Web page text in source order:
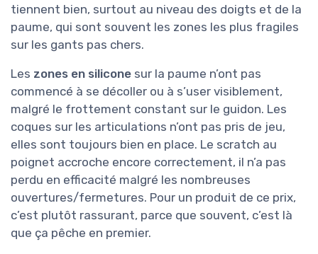
tiennent bien, surtout au niveau des doigts et de la
paume, qui sont souvent les zones les plus fragiles
sur les gants pas chers.
Les zones en silicone sur la paume n’ont pas
commencé à se décoller ou à s’user visiblement,
malgré le frottement constant sur le guidon. Les
coques sur les articulations n’ont pas pris de jeu,
elles sont toujours bien en place. Le scratch au
poignet accroche encore correctement, il n’a pas
perdu en efficacité malgré les nombreuses
ouvertures/fermetures. Pour un produit de ce prix,
c’est plutôt rassurant, parce que souvent, c’est là
que ça pêche en premier.